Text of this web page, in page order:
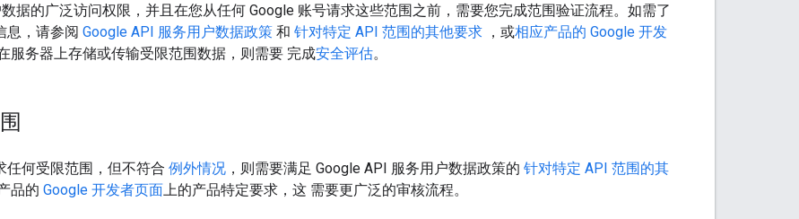
数据的广泛访问权限，并且在您从任何 Google 账号请求这些范围之前，需要您完成范围验证流程。如需了
息，请参阅 Google API 服务用户数据政策 和 针对特定 API 范围的其他要求 ，或相应产品的 Google 开发
服务器上存储或传输受限范围数据，则需要 完成安全评估。
任何受限范围，但不符合 例外情况 ，则需要满足 Google API 服务用户数据政策的 针对特定 API 范围的其
品的 Google 开发者页面上的产品特定要求，这 需要更广泛的审核流程。